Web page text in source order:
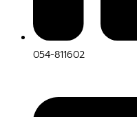
054-811602